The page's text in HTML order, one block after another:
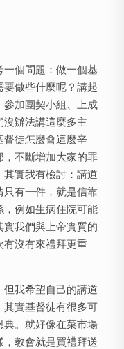
個問題：做一個基
做些什麼呢？講起
加團契小組、上成
辦法講這麼多主
督徒怎麼會這麼辛
不斷增加大家的罪
實我有檢討：講道
有一件，就是信靠
例如生病住院可能
我們與上帝實質的
沒有來禮拜更重
我希望自己的講道
實基督徒有很多可
。就好像在菜市場
教會就是買禮拜送